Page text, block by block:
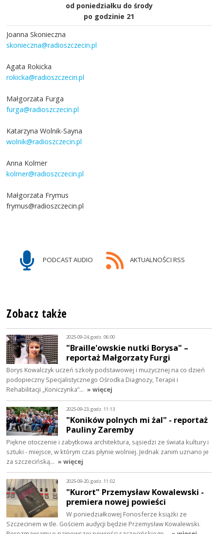
od poniedziałku do środy
po godzinie 21
Joanna Skonieczna
skonieczna@radioszczecin.pl
Agata Rokicka
rokicka@radioszczecin.pl
Małgorzata Furga
furga@radioszczecin.pl
Katarzyna Wolnik-Sayna
wolnik@radioszczecin.pl
Anna Kolmer
kolmer@radioszczecin.pl
Małgorzata Frymus
frymus@radioszczecin.pl
PODCAST AUDIO AKTUALNOŚCI RSS
Zobacz także
2025-09-24, godz. 06:00
"Braille'owskie nutki Borysa" –
reportaż Małgorzaty Furgi
Borys Kowalczyk uczeń szkoły podstawowej i muzycznej na co dzień
podopieczny Specjalistycznego Ośrodka Diagnozy, Terapii i
Rehabilitacji „Koniczynka”… » więcej
2025-09-23, godz. 11:13
"Koników polnych mi żal" - reportaż
Pauliny Zaremby
Piękne otoczenie i zabytkowa architektura, sąsiedzi ze świata kultury i
sztuki - miejsce, w którym czas płynie wolniej. Jednak zanim uznano je
za szczecińską… » więcej
2025-09-20, godz. 11:02
"Kurort" Przemysław Kowalewski -
premiera nowej powieści
W poniedziałkowej Fonosferze książki ze
Szczecinem w tle. Gościem audycji będzie Przemysław Kowalewski.